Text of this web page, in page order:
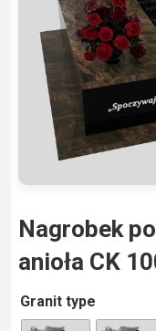
Nagrobek
anioła CK
Granit type
A
lt